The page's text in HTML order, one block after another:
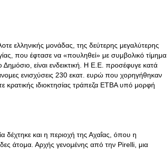
ελληνικής μονάδας, της δεύτερης μεγαλύτερης
που έφτασε να «πουληθεί» με συμβολικό τίμημα
Δημόσιο, είναι ενδεικτική. Η Ε.Ε. προσέφυγε κατά
ενισχύσεις 230 εκατ. ευρώ που χορηγήθηκαν
κρατικής ιδιοκτησίας τράπεζα ΕΤΒΑ υπό μορφή
και η περιοχή της Αχαΐας, όπου η
άτομα. Αρχής γενομένης από την Pirelli, μια